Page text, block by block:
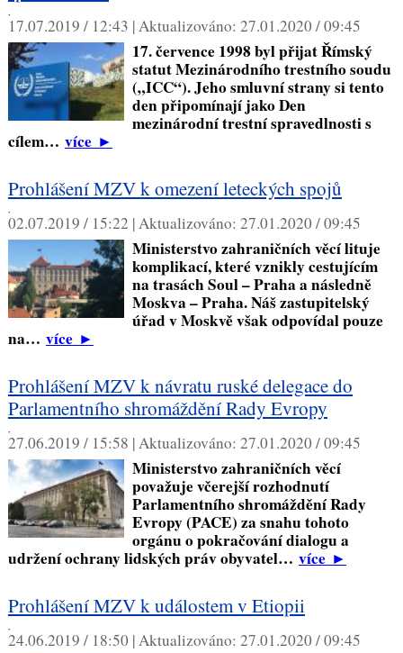
,
17.07.2019 / 12:43 |Aktualizováno: 27.01.2020 / 09:45
17. července 1998 byl přijat Římský
statut Mezinárodního trestního soudu
(„ICC“). Jeho smluvní strany si tento
den připomínají jako Den
mezinárodní trestní spravedlnosti s
cílem… více►
Prohlášení MZV k omezení leteckých spojů
,
02.07.2019 / 15:22 |Aktualizováno: 27.01.2020 / 09:45
Ministerstvo zahraničních věcí lituje
komplikací, které vznikly cestujícím
na trasách Soul – Praha a následně
Moskva – Praha. Náš zastupitelský
úřad v Moskvě však odpovídal pouze
na… více►
Prohlášení MZV k návratu ruské delegace do
Parlamentního shromáždění Rady Evropy
,
27.06.2019 / 15:58 |Aktualizováno: 27.01.2020 / 09:45
Ministerstvo zahraničních věcí
považuje včerejší rozhodnutí
Parlamentního shromáždění Rady
Evropy (PACE) za snahu tohoto
orgánu o pokračování dialogu a
udržení ochrany lidských práv obyvatel… více►
Prohlášení MZV k událostem v Etiopii
,
24.06.2019 / 18:50 |Aktualizováno: 27.01.2020 / 09:45